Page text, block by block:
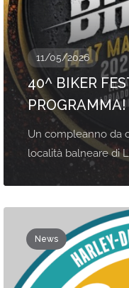
11/05/2026
40^ BIKER
PROGRAMMA!
Un compleanno da
località balneare di
News